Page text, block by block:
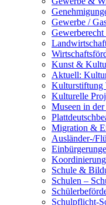
Gewerbe /
Gewerberecht
Kunst &
Aktuell:
Kulturstiftung
Kulturelle
Museen in der
Migration &
Ausländer-/
Schule &
Schulen –
Schulpflicht-